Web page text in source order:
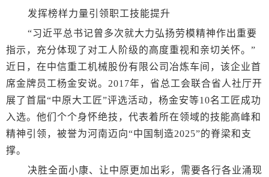
发挥榜样力量引领职工技能提升
“习近平总书记曾多次就大力弘扬劳模精神作出重要
指示，充分体现了对工人阶级的高度重视和亲切关怀。”
近日，在中信重工机械股份有限公司冶炼车间，该企业首
席金牌员工杨金安说。2017年，省总工会联合省人社厅开
展了首届“中原大工匠”评选活动，杨金安等10名工匠成功
入选。他们个个身怀绝技，代表着所在领域的技能高峰和
精神引领，被誉为河南迈向“中国制造2025”的脊梁和支
撑。
决胜全面小康、让中原更加出彩，需要各行各业涌现